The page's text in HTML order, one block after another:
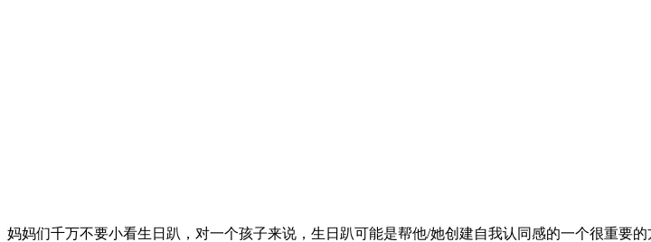
妈妈们千万不要小看生日趴，对一个孩子来说，生日趴可能是帮他/她创建自我认同感的一个很重要